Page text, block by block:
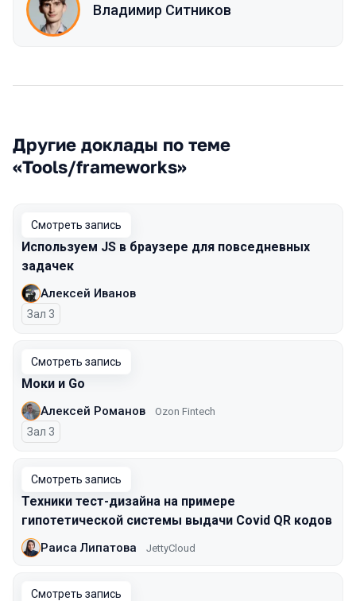
Владимир Ситников
Другие доклады по теме
«Tools/frameworks»
Смотреть запись
Используем JS в браузере для повседневных
задачек
Алексей Иванов
Зал 3
Смотреть запись
Моки и Go
Алексей Романов Ozon Fintech
Зал 3
Смотреть запись
Техники тест-дизайна на примере
гипотетической системы выдачи Covid QR кодов
Раиса Липатова JettyCloud
Смотреть запись